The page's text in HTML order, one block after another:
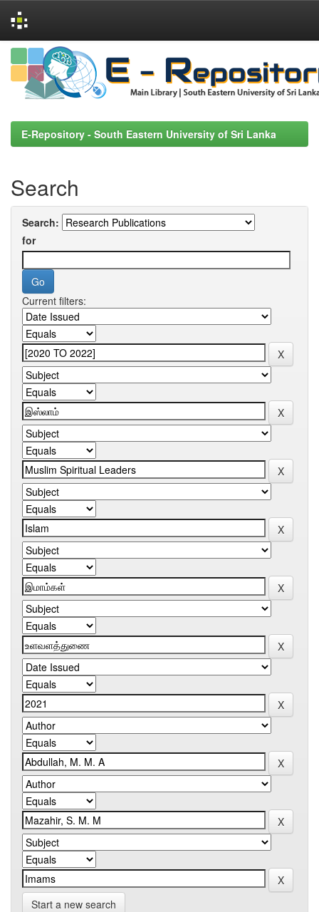
Skip
navigation
E-Repository - South Eastern University of Sri Lanka
Search
Search:
for
Current filters:
Start a new search